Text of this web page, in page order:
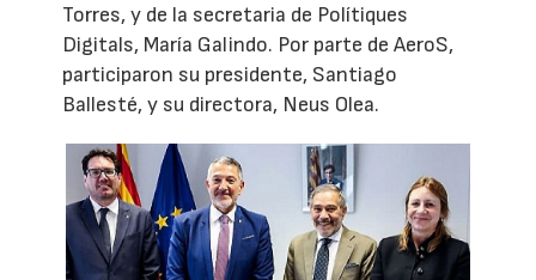
Torres, y de la secretaria de Polítiques
Digitals, María Galindo. Por parte de AeroS,
participaron su presidente, Santiago
Ballesté, y su directora, Neus Olea.